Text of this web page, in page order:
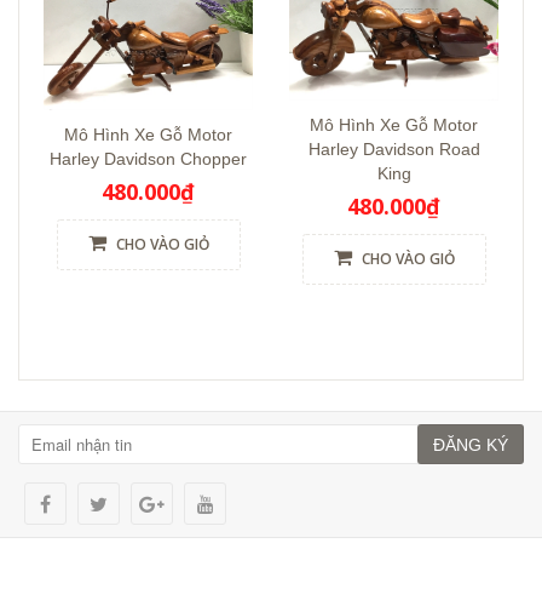
Mô Hình Xe Gỗ Motor
Harley Davidson Chopper
480.000₫
CHO VÀO GIỎ
Mô Hình Xe Gỗ Motor
Harley Davidson Road
King
480.000₫
CHO VÀO GIỎ
ĐĂNG KÝ